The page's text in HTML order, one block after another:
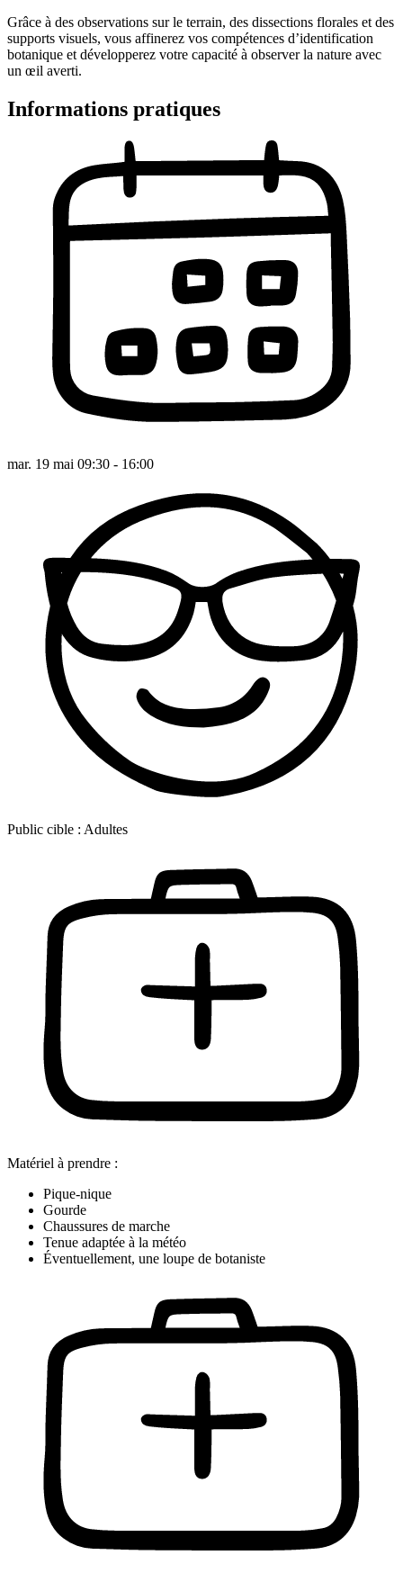
Grâce à des observations sur le terrain, des dissections florales et des
supports visuels, vous affinerez vos compétences d’identification
botanique et développerez votre capacité à observer la nature avec
un œil averti.
Informations pratiques
mar. 19 mai 09:30 - 16:00
Public cible : Adultes
Matériel à prendre :
Pique-nique
Gourde
Chaussures de marche
Tenue adaptée à la météo
Éventuellement, une loupe de botaniste